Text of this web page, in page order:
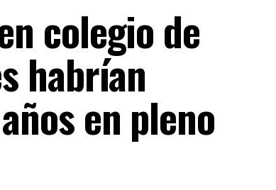
colegio de
habrían
en pleno